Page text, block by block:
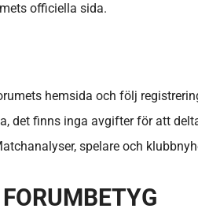
officiella sida.
hemsida och följ
det finns inga avgifter för att
spelare och